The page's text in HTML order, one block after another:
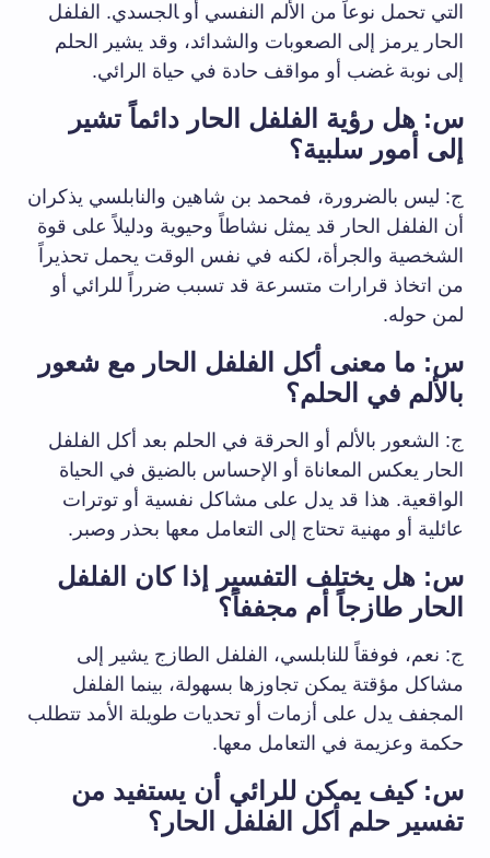
التي تحمل ⁣نوعاً من⁢ الألم النفسي ⁣أو ‍الجسدي. الفلفل
الحار يرمز إلى الصعوبات والشدائد، وقد يشير الحلم
⁤إلى نوبة غضب أو مواقف حادة في ⁣حياة ​الرائي.
س: هل رؤية الفلفل الحار دائماً⁢ تشير
إلى أمور سلبية؟
ج: ليس بالضرورة، فمحمد بن شاهين والنابلسي يذكران
أن الفلفل⁣ الحار قد يمثل نشاطاً وحيوية ودليلاً على قوة
الشخصية ‌والجرأة، لكنه في نفس الوقت⁤ يحمل تحذيراً
من⁢ اتخاذ قرارات متسرعة ⁣قد تسبب ضرراً للرائي أو
لمن ⁤حوله.
س: ما‌ معنى أكل الفلفل الحار مع شعور
بالألم⁢ في⁣ الحلم؟
ج: الشعور بالألم ​أو الحرقة في الحلم بعد‍ أكل الفلفل
الحار يعكس المعاناة أو​ الإحساس‌ بالضيق في الحياة
الواقعية. هذا قد يدل على مشاكل نفسية أو توترات
عائلية أو مهنية تحتاج ‌إلى التعامل معها بحذر وصبر.
س: هل يختلف التفسير إذا كان الفلفل
الحار طازجاً أم مجففاً؟
ج: نعم، فوفقاً للنابلسي، الفلفل الطازج يشير إلى
مشاكل مؤقتة يمكن تجاوزها بسهولة، بينما الفلفل
المجفف يدل على أزمات أو تحديات طويلة الأمد تتطلب
حكمة وعزيمة في التعامل ​معها.
س:‌ كيف يمكن⁤ للرائي أن يستفيد من
تفسير حلم​ أكل الفلفل الحار؟